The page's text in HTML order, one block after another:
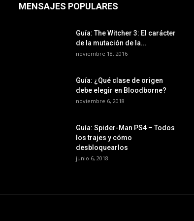
MENSAJES POPULARES
Guía: The Witcher 3: El carácter
de la mutación de la...
noviembre 18, 2016
Guía: ¿Qué clase de origen
debe elegir en Bloodborne?
noviembre 6, 2018
Guía: Spider-Man PS4 – Todos
los trajes y cómo
desbloquearlos
junio 6, 2018